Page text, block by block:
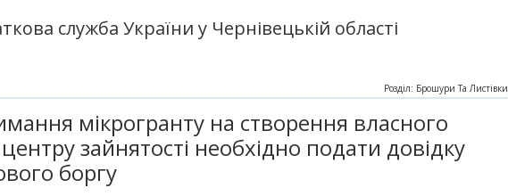
служба України у Чернівецькій області
мікрогранту на створення власного
зайнятості необхідно подати довідку
боргу
Розділ: Брошури Та Листівки